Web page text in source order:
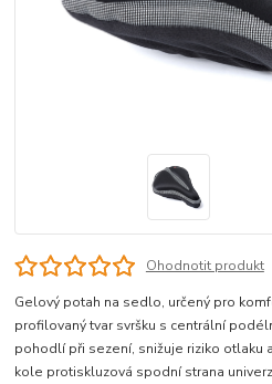
Ohodnotit produkt
Gelový potah na sedlo, určený pro
profilovaný tvar svršku s centrální
pohodlí při sezení, snižuje riziko otlaku
kole protiskluzová spodní strana